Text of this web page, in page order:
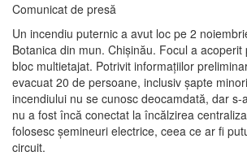
Comunicat de presă
Un incendiu puternic a avut loc pe 2
Botanica din mun. Chișinău. Focul a
bloc multietajat. Potrivit informațiilor
evacuat 20 de persoane, inclusiv șapte
incendiului nu se cunosc deocamdată, dar s-
nu a fost încă conectat la încălzirea
folosesc șemineuri electrice, ceea ce ar fi
circuit.